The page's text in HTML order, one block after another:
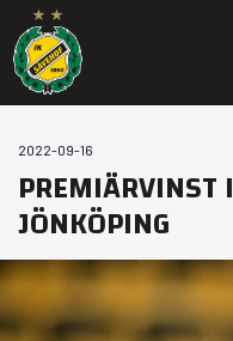
2022-09-16
PREMIÄRVINST I
JÖNKÖPING